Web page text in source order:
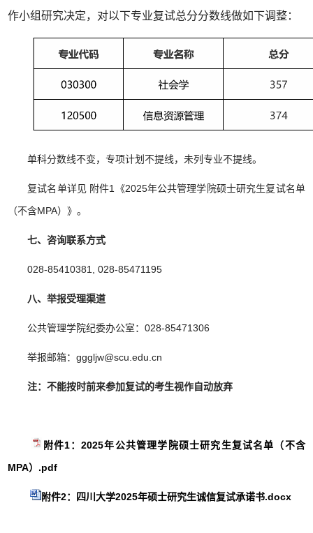
作小组研究决定，对以下专业复试总分分数线做如下调整：
单科分数线不变，专项计划不提线，未列专业不提线。
复试名单详见 附件1 《2025年公共管理学院硕士研究生复试名单
（不含MPA）》。
七、咨询联系方式
028-85410381, 028-85471195
八、举报受理渠道
公共管理学院纪委办公室：028-85471306
举报邮箱：gggljw@scu.edu.cn
注：不能按时前来参加复试的考生视作自动放弃
附件1：2025年公共管理学院硕士研究生复试名单（不含
MPA）.pdf
附件2：四川大学2025年硕士研究生诚信复试承诺书.docx